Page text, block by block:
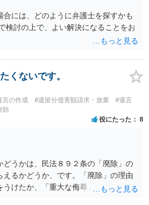
には、どのように弁護士を探すかも
検討の上で、よい解決になることをお
くないです。
言の作成 #遺留分侵害額請求・放棄
#遺言
効
役にたった 8
うかは、民法８９２条の「廃除」の
るかどうか、です。「廃除」の理由
うけたか、「重大な侮辱」を受けた